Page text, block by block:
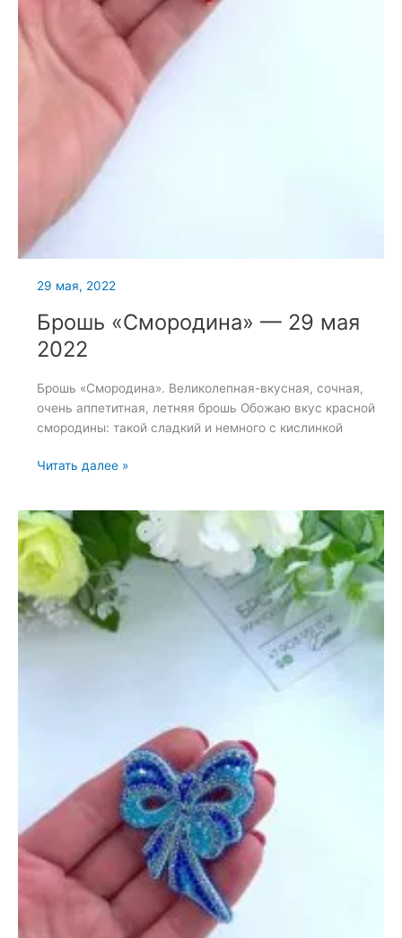
29 мая, 2022
Брошь «Смородина» — 29 мая
2022
Брошь «Смородина». Великолепная-вкусная, сочная,
очень аппетитная, летняя брошь Обожаю вкус красной
смородины: такой сладкий и немного с кислинкой
Брошь
29
мая
2022
Читать далее »